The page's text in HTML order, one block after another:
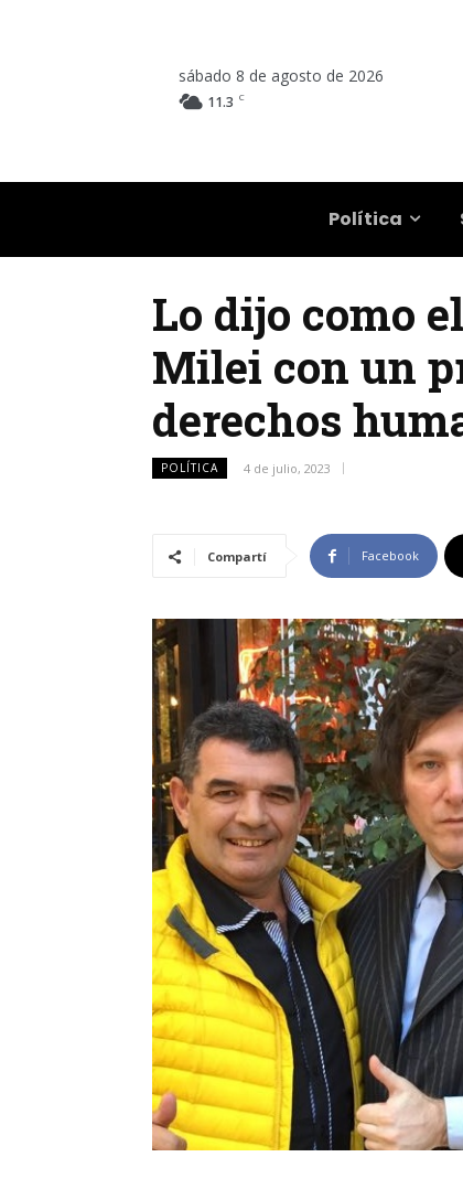
sábado 8 de agosto de 2026
11.3 C
Política
Lo dijo como
Milei con un
derechos
POLÍTICA 4 de julio, 2023
Compartí Facebook